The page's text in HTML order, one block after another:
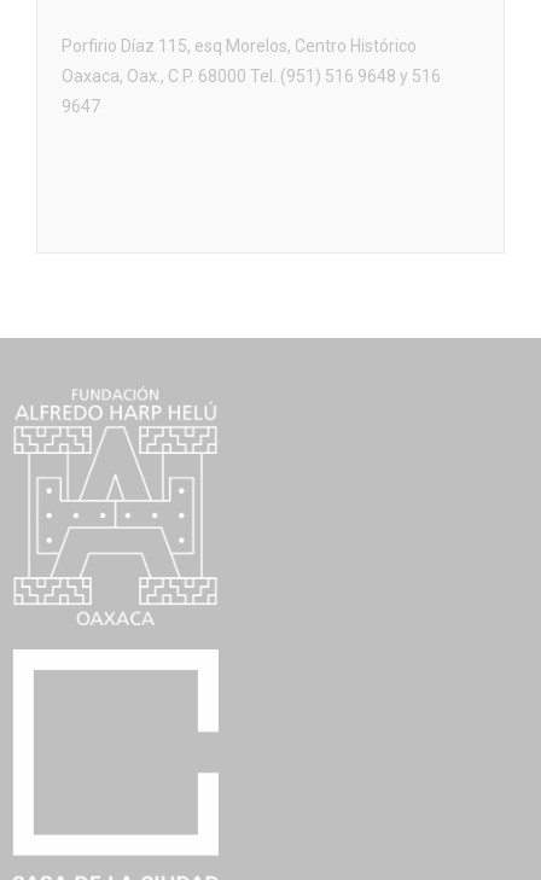
Porfirio Díaz 115, esq Morelos, Centro Histórico
Oaxaca, Oax., C.P. 68000 Tel. (951) 516 9648 y 516
9647